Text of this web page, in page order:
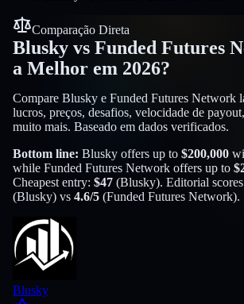
Comparação Direta
Blusky vs Funded Futures
a Melhor em 2026?
Compare Blusky e Funded Futures Network
lucros, preços, desafios, velocidade de
muito mais. Baseado em dados verificados.
Bottom line: Blusky offers up to $200,000
while Funded Futures Network offers up to $
Cheapest entry: $47 (Blusky). Editorial
(Blusky) vs 4.6/5 (Funded Futures Network).
Blusky